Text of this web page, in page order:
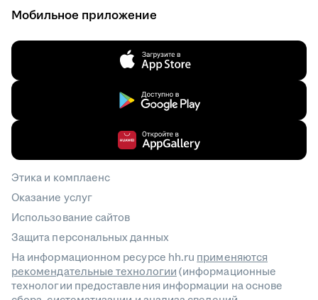
Мобильное приложение
Этика и комплаенс
Оказание услуг
Использование сайтов
Защита персональных данных
На информационном ресурсе hh.ru применяются
рекомендательные технологии(информационные
технологии предоставления информации на основе